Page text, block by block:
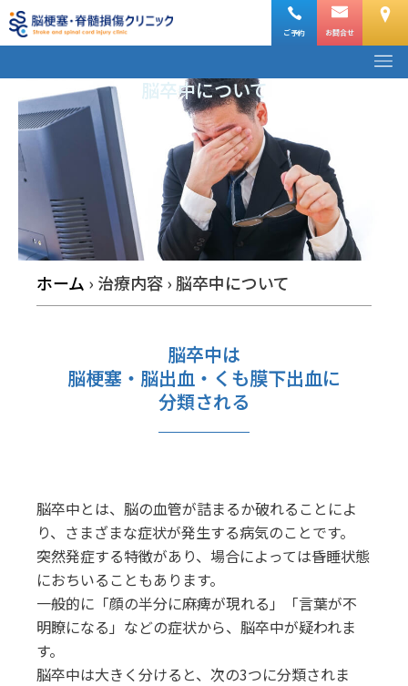
内
容
ご予約 お問合せ
メ
ニ
脳卒中について
ホーム › 治療内容› 脳卒中について
脳卒中は
脳梗塞・脳出血・くも膜下出血に
分類される
脳卒中とは、脳の血管が詰まるか破れることによ
り、さまざまな症状が発生する病気のことです。
突然発症する特徴があり、場合によっては昏睡状態
におちいることもあります。
一般的に「顔の半分に麻痺が現れる」「言葉が不
明瞭になる」などの症状から、脳卒中が疑われま
す。
脳卒中は大きく分けると、次の3つに分類されま